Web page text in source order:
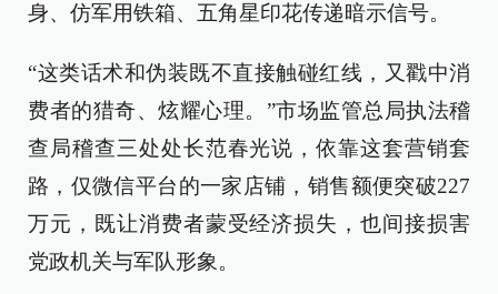
身、仿军用铁箱、五角星印花传递暗示信号。
“这类话术和伪装既不直接触碰红线，又戳中消
费者的猎奇、炫耀心理。”市场监管总局执法稽
查局稽查三处处长范春光说，依靠这套营销套
路，仅微信平台的一家店铺，销售额便突破227
万元，既让消费者蒙受经济损失，也间接损害
党政机关与军队形象。